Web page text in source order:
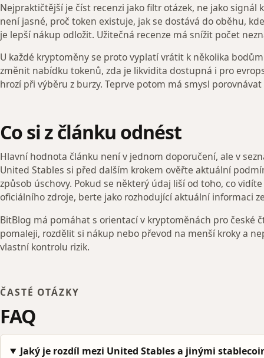
Nejpraktičtější je číst recenzi jako filtr otázek, ne jako signál
není jasné, proč token existuje, jak se dostává do oběhu,
je lepší nákup odložit. Užitečná recenze má snížit počet
U každé kryptoměny se proto vyplatí vrátit k několika
změnit nabídku tokenů, zda je likvidita dostupná i pro
hrozí při výběru z burzy. Teprve potom má smysl
Co si z článku odnést
Hlavní hodnota článku není v jednom doporučení, ale v
United Stables si před dalším krokem ověřte aktuální
způsob úschovy. Pokud se některý údaj liší od toho, co
oficiálního zdroje, berte jako rozhodující aktuální informaci
BitBlog má pomáhat s orientací v kryptoměnách pro české
pomaleji, rozdělit si nákup nebo převod na menší kroky a
vlastní kontrolu rizik.
ČASTÉ OTÁZKY
FAQ
Jaký je rozdíl mezi United Stables a jinými